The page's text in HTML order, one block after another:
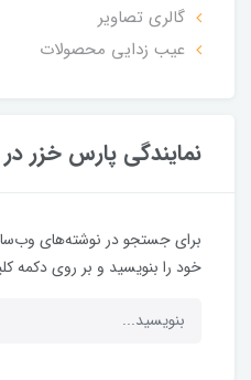
گالری تصاویر
عیب زدایی محصولات
نمایندگی پارس خزر
برای جستجو در نوشته‌های
خود را بنویسید و بر روی دکمه